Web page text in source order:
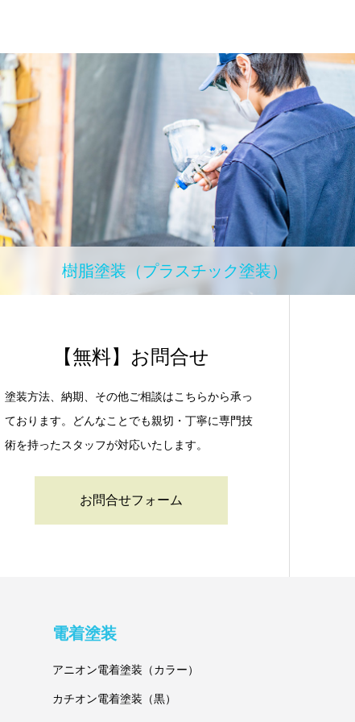
樹脂塗装（プラスチック塗装）
【無料】お問合せ
塗装方法、納期、その他ご相談はこちらから承っ
ております。どんなことでも親切・丁寧に専門技
術を持ったスタッフが対応いたします。
お問合せフォーム
電着塗装
アニオン電着塗装（カラー）
カチオン電着塗装（黒）